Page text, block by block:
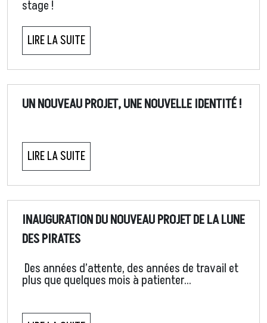
stage !
LIRE LA SUITE
UN NOUVEAU PROJET, UNE NOUVELLE IDENTITÉ !
LIRE LA SUITE
INAUGURATION DU NOUVEAU PROJET DE LA LUNE
DES PIRATES
Des années d’attente, des années de travail et
plus que quelques mois à patienter…